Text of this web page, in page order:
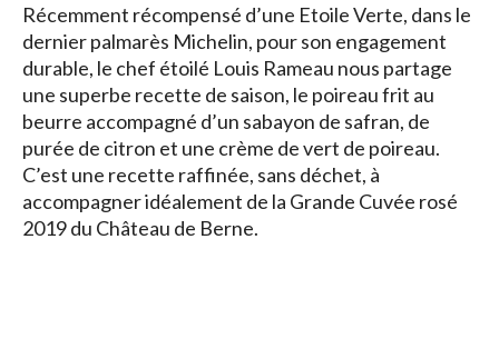
Récemment récompensé d’une Etoile Verte, dans le
dernier palmarès Michelin, pour son engagement
durable, le chef étoilé Louis Rameau nous partage
une superbe recette de saison, le poireau frit au
beurre accompagné d’un sabayon de safran, de
purée de citron et une crème de vert de poireau.
C’est une recette raffinée, sans déchet, à
accompagner idéalement de la Grande Cuvée rosé
2019 du Château de Berne.